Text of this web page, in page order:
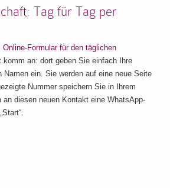
Tag für Tag per
Online-Formular für den täglichen
an: dort geben Sie einfach Ihre
Namen ein. Sie werden auf eine neue Seite
Nummer speichern Sie in Ihrem
an diesen neuen Kontakt eine WhatsApp-